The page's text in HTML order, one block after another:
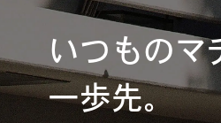
いつものマ
一歩先。